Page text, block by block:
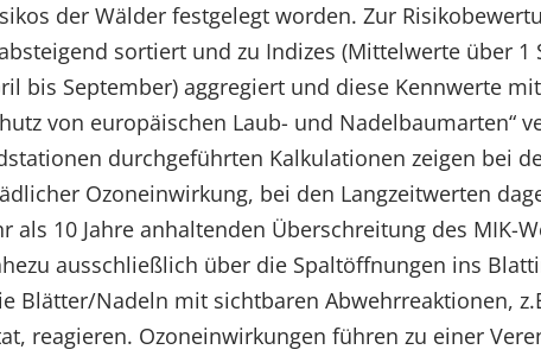
der Wälder festgelegt worden. Zur
sortiert und zu Indizes (Mittelwerte über 1
bis September) aggregiert und diese Kennwerte
von europäischen Laub- und Nadelbaumarten“
durchgeführten Kalkulationen zeigen bei
Ozoneinwirkung, bei den Langzeitwerten
10 Jahre anhaltenden Überschreitung des MIK-
ausschließlich über die Spaltöffnungen ins
Blätter/Nadeln mit sichtbaren Abwehrreaktionen,
reagieren. Ozoneinwirkungen führen zu einer